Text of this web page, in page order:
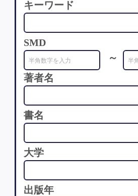
キーワード
SMD
～
著者名
書名
大学
出版年